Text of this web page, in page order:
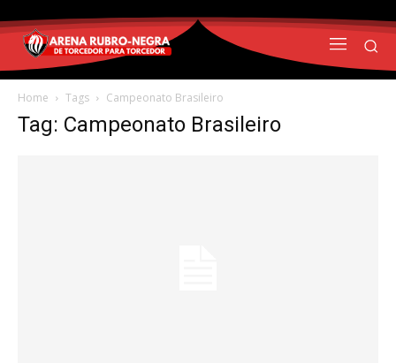
Home Tags Campeonato Brasileiro
Tag: Campeonato Brasileiro